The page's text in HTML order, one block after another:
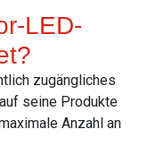
LED-
zugängliches
seine Produkte
Anzahl an